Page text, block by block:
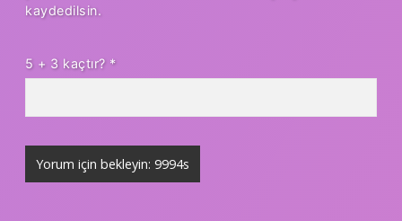
kaydedilsin.
5 + 3 kaçtır? *